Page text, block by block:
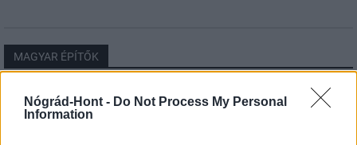
Nógrád-Hont - Do Not Process My Personal
Information
MAGYAR ÉPÍTŐK
Útépítés